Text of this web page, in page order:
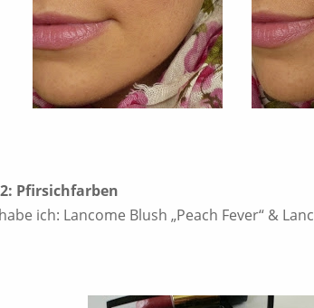
Pfirsichfarben
ich: Lancome Blush „Peach Fever“ &